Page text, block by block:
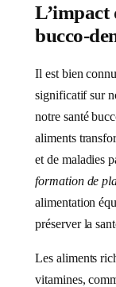
L’impact
bucco-
Il est bien
significatif sur
notre santé
aliments
et de maladies
formation de
alimentation
préserver la
Les aliments
vitamines,